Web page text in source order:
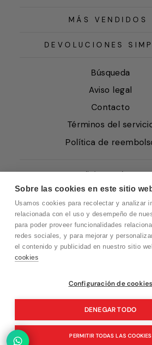
Sobre las cookies en este sitio
Usamos cookies para recolectar y analizar
relacionada con el uso y desempeño de
para poder proveer funcionalidades
redes sociales, y para mejorar y
el contenido y publicidad en nuestro sitio
cookies
Configuración de cookies
DENEGAR TODO
PERMITIR TODAS LAS COOKIES
MÁS VENDIDOS
DEVOLUCIONES
Búsqueda
Aviso legal
Contacto
Términos del
Política de
Condiciones de
Quiénes somos
Política de Cookies
Protección de
Blog EN
Blog DE
Blog IT
Vuelvo en un momento.
nuestro horario de atención al